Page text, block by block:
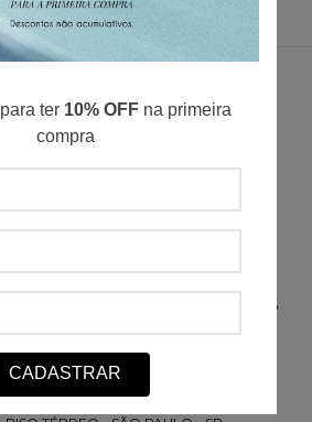
(11) 2693-4155
PISO 1 - SÃO PAULO - SP
ter 10% OFFna primeira
compra
CADASTRAR